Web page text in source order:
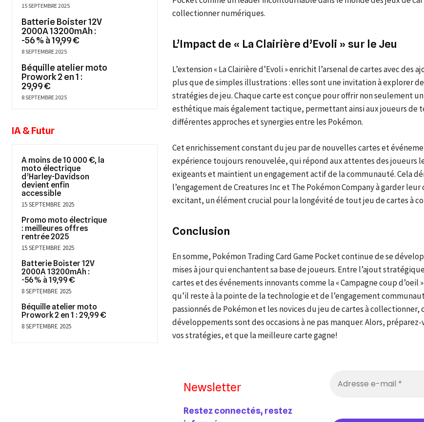
15 SEPTEMBRE 2025
Batterie Boister 12V
2000A 13200mAh :
-56 % à 19,99 €
8 SEPTEMBRE 2025
Béquille atelier moto
Prowork 2 en 1 :
29,99 €
8 SEPTEMBRE 2025
IA & Futur
A moins de 10 000 €, la
moto électrique
d’Harley-Davidson
devient enfin
accessible
15 SEPTEMBRE 2025
Promo moto électrique
: meilleures offres
rentrée 2025
15 SEPTEMBRE 2025
Batterie Boister 12V
2000A 13200mAh :
-56 % à 19,99 €
8 SEPTEMBRE 2025
Béquille atelier moto
Prowork 2 en 1 : 29,99 €
8 SEPTEMBRE 2025
collectionner numériques.
L’Impact de « La Clairière d’Evoli » sur le Jeu
L’extension « La Clairière d’Evoli » enrichit l’arsenal de cartes avec des
plus que de simples illustrations : elles sont une invitation à explorer
stratégies de jeu. Chaque carte est conçue pour offrir non seulement
esthétique mais également tactique, permettant ainsi aux joueurs de
différentes approches et synergies entre les Pokémon.
Cet enrichissement constant du jeu par de nouvelles cartes et
expérience toujours renouvelée, qui répond aux attentes des joueurs
exigeants et maintient un engagement actif de la communauté. Cela
l’engagement de Creatures Inc et The Pokémon Company à garder
excitant, un élément crucial pour la longévité de tout jeu de cartes à
Conclusion
En somme, Pokémon Trading Card Game Pocket continue de se
mises à jour qui enchantent sa base de joueurs. Entre l’ajout
cartes et des événements innovants comme la « Campagne coup d’oeil
qu’il reste à la pointe de la technologie et de l’engagement
passionnés de Pokémon et les novices du jeu de cartes à collectionner,
développements sont des occasions à ne pas manquer. Alors,
vos stratégies, et que la meilleure carte gagne!
Newsletter
Restez connectés, restez